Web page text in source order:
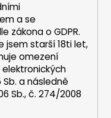
a se
zákona oGDPR.
jsem starší 18ti let,
omezení
a následně
Sb., č. 274/2008